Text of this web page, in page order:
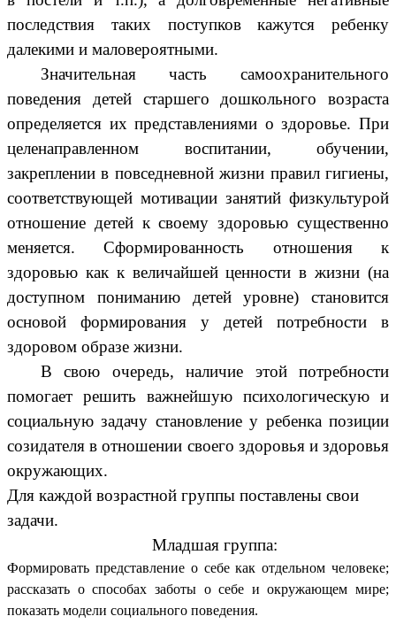
последствия таких поступков кажутся ребенку
далекими и маловероятными.
Значительная часть самоохранительного
поведения детей старшего дошкольного возраста
определяется их представлениями о здоровье. При
целенаправленном воспитании, обучении,
закреплении в повседневной жизни правил гигиены,
соответствующей мотивации занятий физкультурой
отношение детей к своему здоровью существенно
меняется. Сформированность отношения к
здоровью как к величайшей ценности в жизни (на
доступном пониманию детей уровне) становится
основой формирования у детей потребности в
здоровом образе жизни.
В свою очередь, наличие этой потребности
помогает решить важнейшую психологическую и
социальную задачу становление у ребенка позиции
созидателя в отношении своего здоровья и здоровья
окружающих.
Для каждой возрастной группы поставлены свои
задачи.
Младшая группа:
Формировать представление о себе как отдельном человеке;
рассказать о способах заботы о себе и окружающем мире;
показать модели социального поведения.